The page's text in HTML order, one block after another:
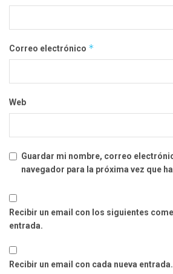
Correo electrónico *
Web
Guardar mi nombre, correo
navegador para la próxima vez que
Recibir un email con los siguientes
entrada.
Recibir un email con cada nueva entrada.